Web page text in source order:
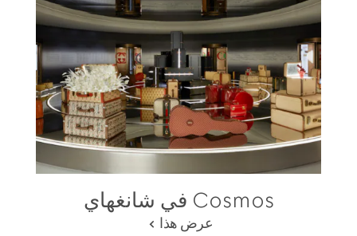
Cosmos في شانغهاي
عرض هذا